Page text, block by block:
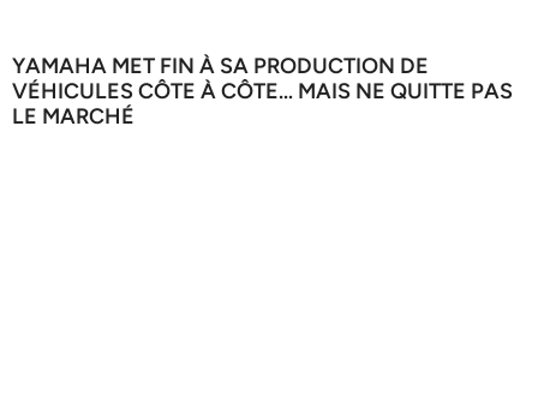
YAMAHA MET FIN À SA PRODUCTION DE
VÉHICULES CÔTE À CÔTE… MAIS NE QUITTE PAS
LE MARCHÉ